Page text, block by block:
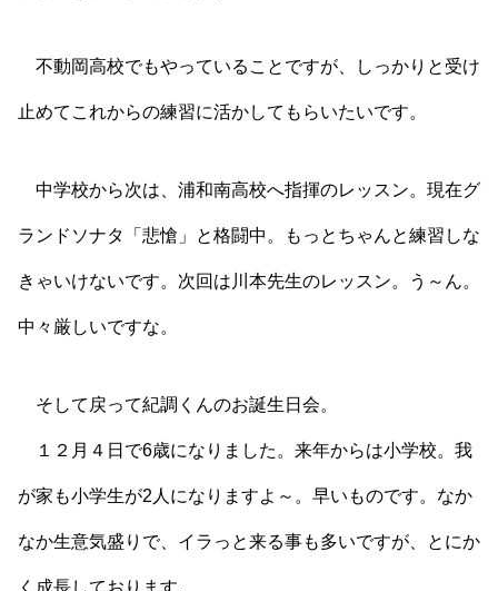
不動岡高校でもやっていることですが、しっかりと受け
止めてこれからの練習に活かしてもらいたいです。
中学校から次は、浦和南高校へ指揮のレッスン。現在グ
ランドソナタ「悲愴」と格闘中。もっとちゃんと練習しな
きゃいけないです。次回は川本先生のレッスン。う～ん。
中々厳しいですな。
そして戻って紀調くんのお誕生日会。
１２月４日で6歳になりました。来年からは小学校。我
が家も小学生が2人になりますよ～。早いものです。なか
なか生意気盛りで、イラっと来る事も多いですが、とにか
く成長しております。